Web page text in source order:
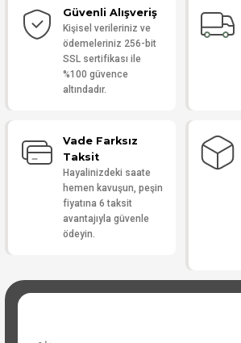
Yorum Yaz
Güvenli Alışveriş
Kişisel verileriniz ve
ödemeleriniz 256-bit
SSL sertifikası ile
%100 güvence
altındadır.
Vade Farksız
Taksit
Hayalinizdeki saate
hemen kavuşun, peşin
fiyatına 6 taksit
avantajıyla güvenle
ödeyin.